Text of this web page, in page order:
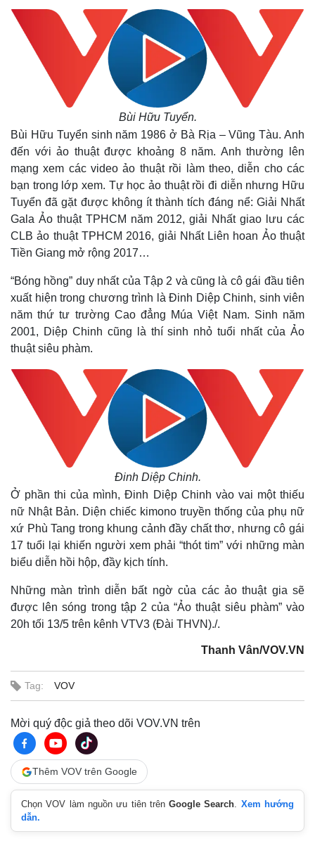
Quan sát
Cuộc sống đó đây
Hồ sơ
Video
E-Magazine
Infographic
Bùi Hữu Tuyển.
Bùi Hữu Tuyển sinh năm 1986 ở Bà Rịa – Vũng Tàu. Anh
đến với ảo thuật được khoảng 8 năm. Anh thường lên
mạng xem các video ảo thuật rồi làm theo, diễn cho các
bạn trong lớp xem. Tự học ảo thuật rồi đi diễn nhưng Hữu
Tuyển đã gặt được không ít thành tích đáng nể: Giải Nhất
Gala Ảo thuật TPHCM năm 2012, giải Nhất giao lưu các
CLB ảo thuật TPHCM 2016, giải Nhất Liên hoan Ảo thuật
Tiền Giang mở rộng 2017…
“Bóng hồng” duy nhất của Tập 2 và cũng là cô gái đầu tiên
xuất hiện trong chương trình là Đinh Diệp Chinh, sinh viên
năm thứ tư trường Cao đẳng Múa Việt Nam. Sinh năm
2001, Diệp Chinh cũng là thí sinh nhỏ tuổi nhất của Ảo
thuật siêu phàm.
Đinh Diệp Chinh.
Ở phần thi của mình, Đinh Diệp Chinh vào vai một thiếu
nữ Nhật Bản. Diện chiếc kimono truyền thống của phụ nữ
xứ Phù Tang trong khung cảnh đầy chất thơ, nhưng cô gái
17 tuổi lại khiến người xem phải “thót tim” với những màn
biểu diễn hồi hộp, đầy kịch tính.
Những màn trình diễn bất ngờ của các ảo thuật gia sẽ
được lên sóng trong tập 2 của “Ảo thuật siêu phàm” vào
20h tối 13/5 trên kênh VTV3 (Đài THVN)./.
Thanh Vân/VOV.VN
Tag: VOV
Mời quý độc giả theo dõi VOV.VN trên
Thêm VOV trên Google
Chọn VOV làm nguồn ưu tiên trênGoogle Search. Xem hướng
dẫn.